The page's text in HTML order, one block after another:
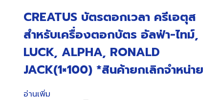
CREATUS บัตรตอกเวลา ครีเอตุส
สำหรับเครื่องตอกบัตร อัลฟ่า-ไทม์,
LUCK, ALPHA, RONALD
JACK(1×100) *สินค้ายกเลิกจำหน่าย
อ่านเพิ่ม